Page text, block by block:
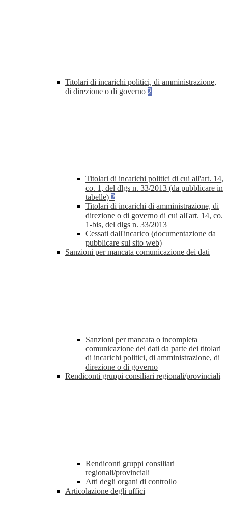
Titolari di incarichi politici, di amministrazione,
di direzione o di governo 2
Titolari di incarichi politici di cui all'art. 14,
co. 1, del dlgs n. 33/2013 (da pubblicare in
tabelle) 2
Titolari di incarichi di amministrazione, di
direzione o di governo di cui all'art. 14, co.
1-bis, del dlgs n. 33/2013
Cessati dall'incarico (documentazione da
pubblicare sul sito web)
Sanzioni per mancata comunicazione dei dati
Sanzioni per mancata o incompleta
comunicazione dei dati da parte dei titolari
di incarichi politici, di amministrazione, di
direzione o di governo
Rendiconti gruppi consiliari regionali/provinciali
Rendiconti gruppi consiliari
regionali/provinciali
Atti degli organi di controllo
Articolazione degli uffici